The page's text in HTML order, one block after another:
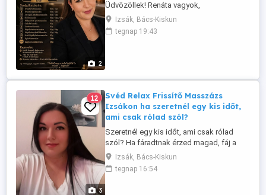
2
Üdvözöllek! Renáta vagyok,
Svédmasszőr, aki hisz abban, hogy a
valódi kikapcsolódás a csendben, a
figyelemben és az érintés harmóniájában
lelassulni, elengedni ...
Izsák, Bács-Kiskun
tegnap 19:43
3
12
Svéd Relax Frissítő Masszázs
Izsákon ha szeretnél egy kis időt,
ami csak rólad szól?
Szeretnél egy kis időt, ami csak rólad
szól? Ha fáradtnak érzed magad, fáj a
hátad, vagy egyszerűen csak
kikapcsolódásra vágysz, várlak
szeretettel Izsákon, ahol test és lélek
Izsák, Bács-Kiskun
tegnap 16:54